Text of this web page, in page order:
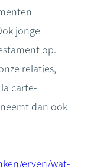
jonge
op.
relaties,
carte-
dan ook
erven/wat-